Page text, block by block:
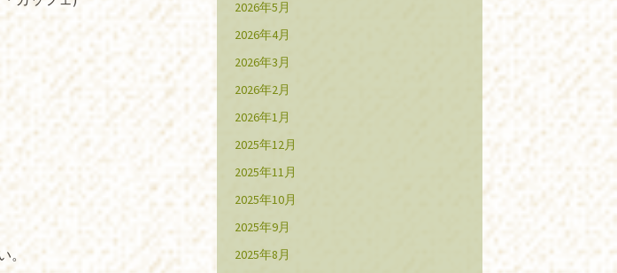
。
2026年5月
2026年4月
2026年3月
2026年2月
2026年1月
2025年12月
2025年11月
2025年10月
2025年9月
2025年8月